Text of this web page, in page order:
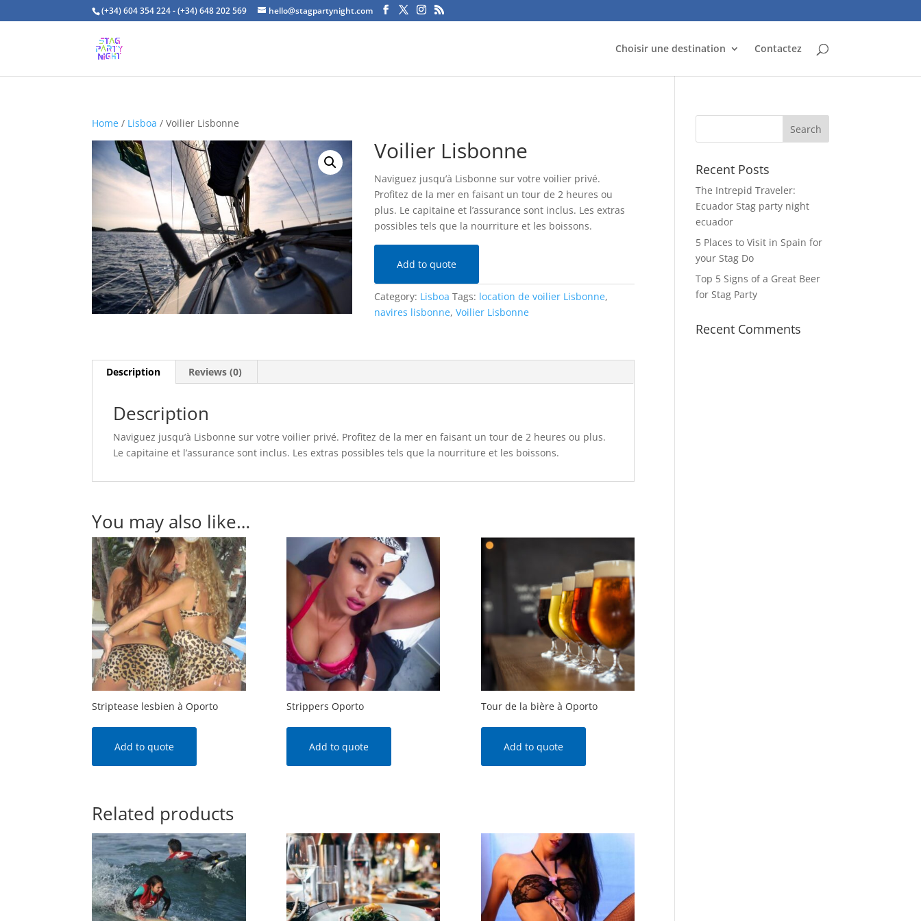
(+34) 604 354 224 - (+34) 648 202 569 hello@stagpartynight.com
Choisir une destination Contactez
Home / Lisboa / Voilier Lisbonne
Voilier Lisbonne
Naviguez jusqu’à Lisbonne sur votre voilier privé.
Profitez de la mer en faisant un tour de 2 heures ou
plus. Le capitaine et l’assurance sont inclus. Les extras
possibles tels que la nourriture et les boissons.
Add to quote
Category: Lisboa Tags: location de voilier Lisbonne,
navires lisbonne,Voilier Lisbonne
Description Reviews (0)
Description
Naviguez jusqu’à Lisbonne sur votre voilier privé. Profitez de la mer en faisant un tour de 2 heures ou plus.
Le capitaine et l’assurance sont inclus. Les extras possibles tels que la nourriture et les boissons.
You may also like…
Striptease lesbien à Oporto
Add to quote
Strippers Oporto
Add to quote
Tour de la bière à Oporto
Add to quote
Related products
Recent Posts
The Intrepid Traveler:
Ecuador Stag party night
ecuador
5 Places to Visit in Spain for
your Stag Do
Top 5 Signs of a Great Beer
for Stag Party
Recent Comments